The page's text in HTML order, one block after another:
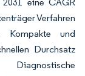
Verfahren
Kompakte und
Durchsatz